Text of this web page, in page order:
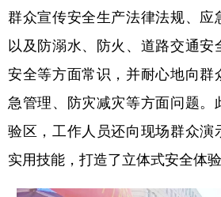
群众宣传安全生产法律法规、应
以及防溺水、防火、道路交通
安全等方面常识，并耐心地向群
急管理、防灾减灾等方面问题
验区，工作人员还向现场群众演
实用技能，打造了立体式安全体验